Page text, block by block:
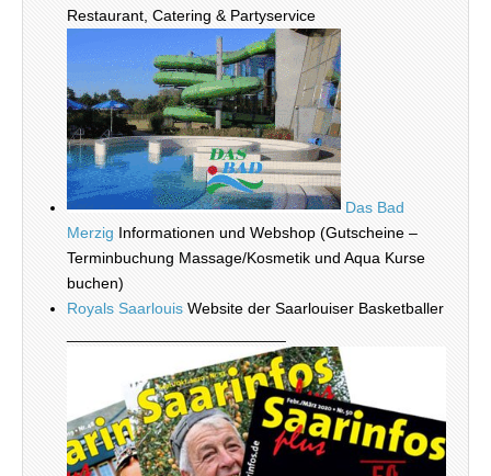
Restaurant, Catering & Partyservice
Das Bad
Merzig Informationen und Webshop (Gutscheine –
Terminbuchung Massage/Kosmetik und Aqua Kurse
buchen)
Royals Saarlouis Website der Saarlouiser Basketballer